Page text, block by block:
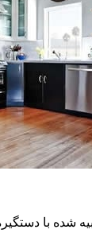
شده با